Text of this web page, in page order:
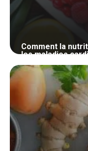
Comment la
les maladies
24 mai 2024